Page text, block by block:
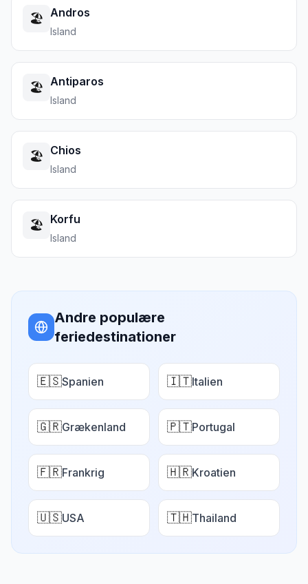
🏖️ Andros
Island
🏖️ Antiparos
Island
🏖️ Chios
Island
🏖️ Korfu
Island
Andre populære
feriedestinationer
🇪🇸Spanien 🇮🇹Italien
🇬🇷Grækenland 🇵🇹Portugal
🇫🇷Frankrig 🇭🇷Kroatien
🇺🇸USA 🇹🇭Thailand